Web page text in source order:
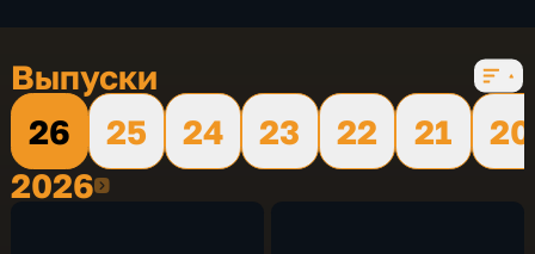
Выпуски
26
25 24 23 22 21
20
20262026